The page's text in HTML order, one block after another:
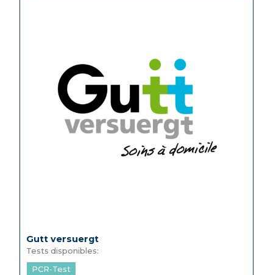
Gutt versuergt
Tests disponibles:
PCR-Test